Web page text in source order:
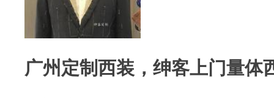
广州定制西装，绅客上门量体